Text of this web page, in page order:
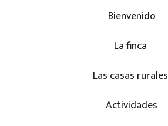
Bienvenido
La finca
Las casas rurales
Actividades